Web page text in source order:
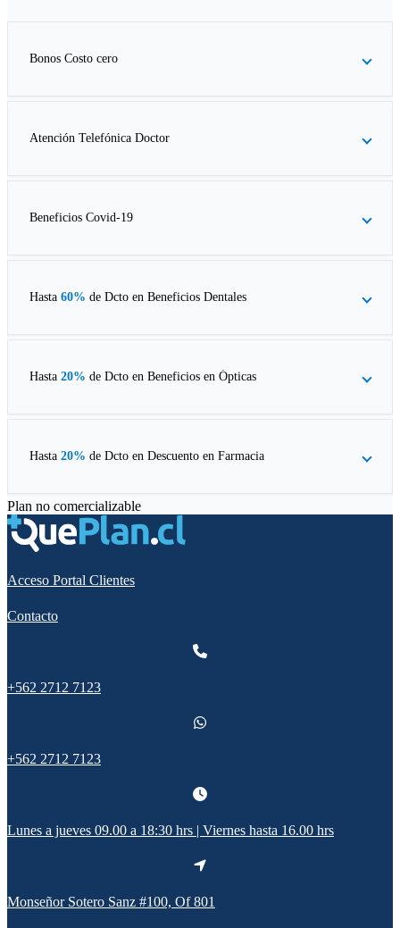
Bonos Costo cero
Atención Telefónica Doctor
Beneficios Covid-19
Hasta 60% de Dcto en Beneficios Dentales
Hasta 20% de Dcto en Beneficios en Ópticas
Hasta 20% de Dcto en Descuento en Farmacia
Plan no comercializable
Acceso Portal Clientes
Contacto
+562 2712 7123
+562 2712 7123
Lunes a jueves 09.00 a 18:30 hrs | Viernes hasta 16.00 hrs
Monseñor Sotero Sanz #100, Of 801